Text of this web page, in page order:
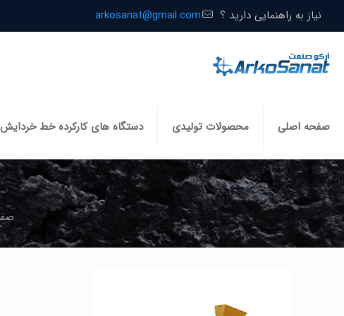
نیاز به راهنمایی دارید ؟ arkosanat@gmail.com
صفحه اصلی محصولات تولیدی دستگاه های کارکرده خط خردایش